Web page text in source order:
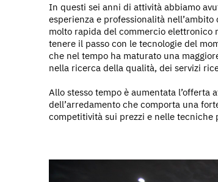
In questi sei anni di attività abbiamo
esperienza e professionalità
molto rapida del commercio elettronico
tenere il passo con le tecnologie del
che nel tempo ha maturato una
nella ricerca della qualità, dei servizi
Allo stesso tempo è aumentata
dell’arredamento che comporta una
competitività sui prezzi e nelle tecniche